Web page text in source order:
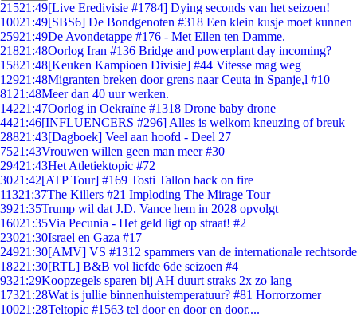
21521:49[Live Eredivisie #1784] Dying seconds van het seizoen!
10021:49[SBS6] De Bondgenoten #318 Een klein kusje moet kunnen
25921:49De Avondetappe #176 - Met Ellen ten Damme.
21821:48Oorlog Iran #136 Bridge and powerplant day incoming?
15821:48[Keuken Kampioen Divisie] #44 Vitesse mag weg
12921:48Migranten breken door grens naar Ceuta in Spanje,l #10
81 21:48Meer dan 40 uur werken.
14221:47Oorlog in Oekraïne #1318 Drone baby drone
4421:46[INFLUENCERS #296] Alles is welkom kneuzing of breuk
28821:43[Dagboek] Veel aan hoofd - Deel 27
7521:43Vrouwen willen geen man meer #30
29421:43Het Atletiektopic #72
3021:42[ATP Tour] #169 Tosti Tallon back on fire
11321:37The Killers #21 Imploding The Mirage Tour
3921:35Trump wil dat J.D. Vance hem in 2028 opvolgt
16021:35Via Pecunia - Het geld ligt op straat! #2
23021:30Israel en Gaza #17
24921:30[AMV] VS #1312 spammers van de internationale rechtsorde
18221:30[RTL] B&B vol liefde 6de seizoen #4
9321:29Koopzegels sparen bij AH duurt straks 2x zo lang
17321:28Wat is jullie binnenhuistemperatuur? #81 Horrorzomer
10021:28Teltopic #1563 tel door en door en door....